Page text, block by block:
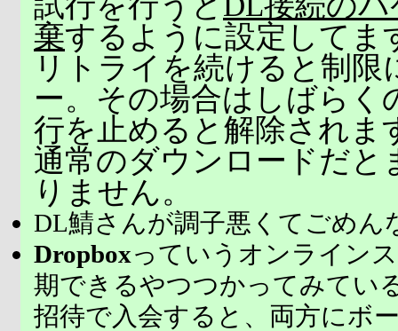
棄するように設定してま
リトライを続けると制限
ー。その場合はしばらく
行を止めると解除されま
通常のダウンロードだと
りません。
DL鯖さんが調子悪くてごめん
Dropboxっていうオンライン
期できるやつつかってみてい
招待で入会すると、両方にボ